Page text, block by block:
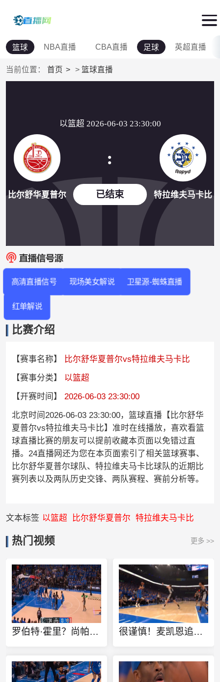
篮球 NBA直播 CBA直播 足球 英超直播
当前位置： 首页 > 篮球直播
以篮超 2026-06-03 23:30:00
比尔舒华夏普尔
:
已结束 特拉维夫马卡比
高清直播信号 现场美女解说 卫星源-蜘蛛直播
红单解说
比赛介绍
【赛事名称】
比尔舒华夏普尔vs特拉维夫马卡比
【赛事分类】
以篮超
【开赛时间】
2026-06-03 23:30:00
北京时间2026-06-03 23:30:00，篮球直播【比尔舒华
夏普尔vs特拉维夫马卡比】准时在线播放，喜欢看篮
球直播比赛的朋友可以提前收藏本页面以免错过直
播。24直播网还为您在本页面索引了相关篮球赛事、
比尔舒华夏普尔球队、特拉维夫马卡比球队的近期比
赛列表以及两队历史交锋、两队赛程、赛前分析等。
文本标签 以篮超 比尔舒华夏普尔 特拉维夫马卡比
热门视频 更多 >>
罗伯特·霍里？尚帕尼三分再度轰进 帮助马刺稳定军心 很谨慎！麦凯恩追身三分再中雷霆连拿5分 马刺迅速喊停